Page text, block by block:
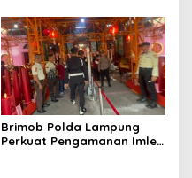
Pelarian Kian Terkepung
Brimob Polda Lampung
Perkuat Pengamanan Imlek